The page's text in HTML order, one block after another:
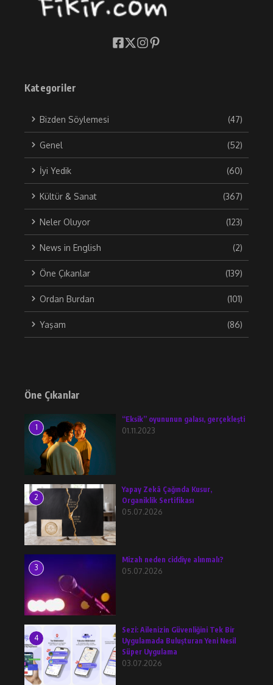
Kategoriler
Bizden Söylemesi (47)
Genel (52)
İyi Yedik (60)
Kültür & Sanat (367)
Neler Oluyor (123)
News in English (2)
Öne Çıkanlar (139)
Ordan Burdan (101)
Yaşam (86)
Öne Çıkanlar
1
“Eksik” oyununun galası, gerçekleşti
01.11.2023
2
Yapay Zekâ Çağında Kusur,
Organiklik Sertifikası
05.07.2026
3
Mizah neden ciddiye alınmalı?
05.07.2026
4
Sezi: Ailenizin Güvenliğini Tek Bir
Uygulamada Buluşturan Yeni Nesil
Süper Uygulama
03.07.2026